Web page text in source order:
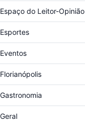
Espaço do Leitor-Opinião
Esportes
Eventos
Florianópolis
Gastronomia
Geral